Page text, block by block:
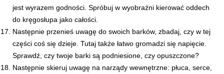
jest wyrazem godności. Spróbuj w wyobraźni kierować oddech
do kręgosłupa jako całości.
Następnie przenieś uwagę do swoich barków, zbadaj, czy w tej
części coś się dzieje. Tutaj także łatwo gromadzi się napięcie.
Sprawdź, czy twoje barki są podniesione, czy opuszczone?
Następnie skieruj uwagę na narządy wewnętrzne: płuca, serce,